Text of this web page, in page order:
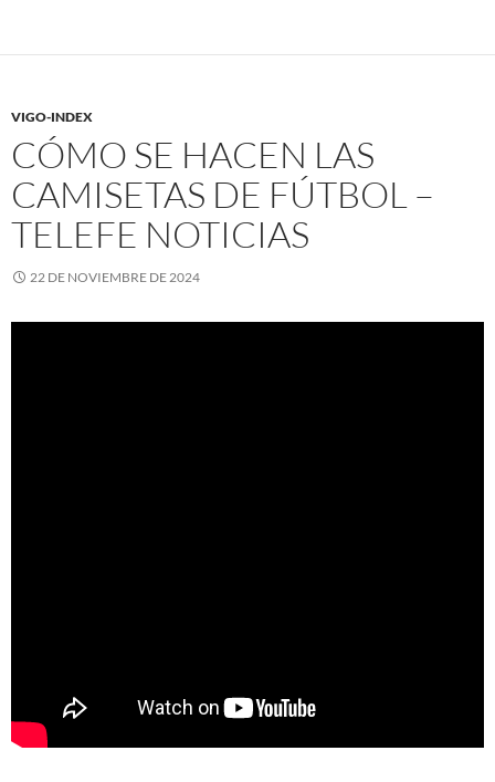
VIGO-INDEX
CÓMO SE HACEN LAS
CAMISETAS DE FÚTBOL –
TELEFE NOTICIAS
22 DE NOVIEMBRE DE 2024